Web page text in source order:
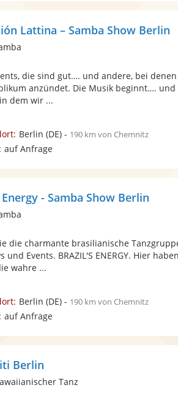
Lattina – Samba Show Berlin
die sind gut…. und andere, bei
anzündet. Die Musik beginnt…. und
dem wir ...
Berlin (DE)- 190 km von Chemnitz
auf Anfrage
- Samba Show Berlin
die charmante brasilianische
und Events. BRAZIL'S ENERGY. Hier
wahre ...
Berlin (DE)- 190 km von Chemnitz
auf Anfrage
Berlin
Tanz